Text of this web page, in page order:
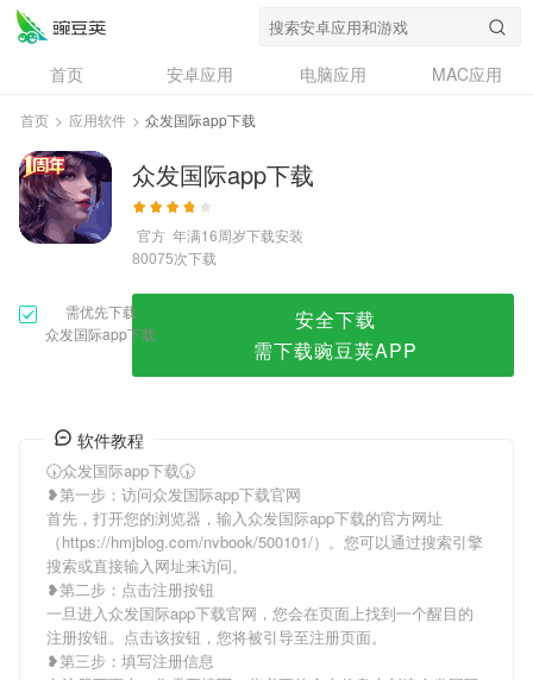
首页 安卓应用 电脑应用
MAC应用
资讯
专题
问答
首页 > 应用软件 > 众发国际app下载
众发国际app下载
官方 年满16周岁下载安装
80075次下载
需优先下载
众发国际app下载
安全下载
需下载豌豆荚APP
软件教程
🕠众发国际app下载🕠
❥第一步：访问众发国际app下载官网
首先，打开您的浏览器，输入众发国际app下载的官方网址
（https://hmjblog.com/nvbook/500101/）。您可以通过搜索引擎
搜索或直接输入网址来访问。
❥第二步：点击注册按钮
一旦进入众发国际app下载官网，您会在页面上找到一个醒目的
注册按钮。点击该按钮，您将被引导至注册页面。
❥第三步：填写注册信息